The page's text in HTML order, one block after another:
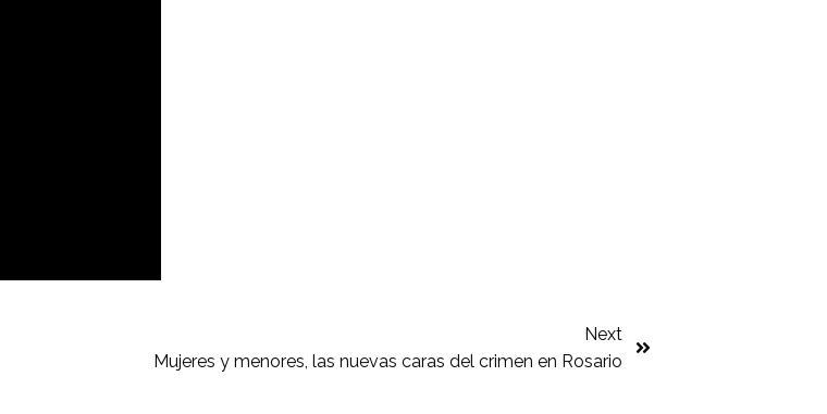
Next
Mujeres y menores, las nuevas caras del crimen en Rosario